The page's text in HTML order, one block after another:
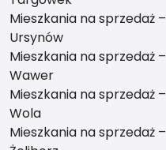
Mieszkania na sprzedaż –
Ursynów
Mieszkania na sprzedaż –
Wawer
Mieszkania na sprzedaż –
Wola
Mieszkania na sprzedaż –